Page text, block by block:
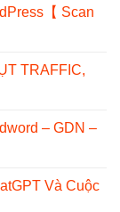
【 Scan
TRAFFIC,
– GDN –
Và Cuộc